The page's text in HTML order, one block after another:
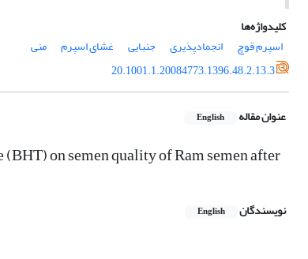
کلیدواژه‌ها
اسپرم قوچ
انجمادپذیری جنبایی غشای اسپرم
منی
20.1001.1.20084773.1396.48.2.13.3
عنوان مقاله English
on semen quality of Ram semen after
نویسندگان English